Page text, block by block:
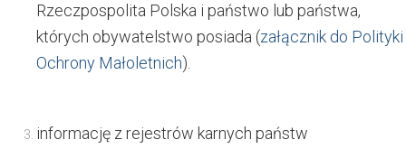
Rzeczpospolita Polska i państwo lub państwa,
których obywatelstwo posiada (załącznik do Polityki
Ochrony Małoletnich).
informację z rejestrów karnych państw